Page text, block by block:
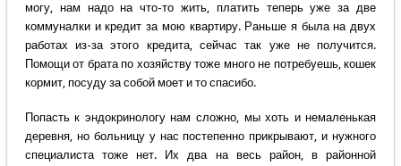
могу, нам надо на что-то жить, платить теперь уже за две
коммуналки и кредит за мою квартиру. Раньше я была на двух
работах из-за этого кредита, сейчас так уже не получится.
Помощи от брата по хозяйству тоже много не потребуешь, кошек
кормит, посуду за собой моет и то спасибо.
Попасть к эндокринологу нам сложно, мы хоть и немаленькая
деревня, но больницу у нас постепенно прикрывают, и нужного
специалиста тоже нет. Их два на весь район, в районной